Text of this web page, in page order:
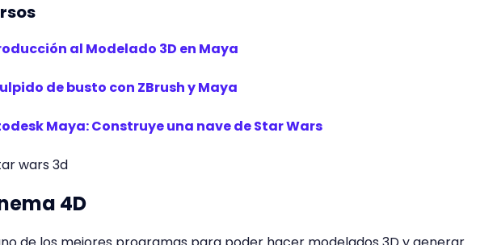
al Modelado 3D en Maya
de busto con ZBrush y Maya
Maya: Construye una nave de Star Wars
4D